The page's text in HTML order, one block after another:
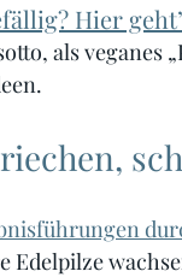
Hier
als
Edelpilze